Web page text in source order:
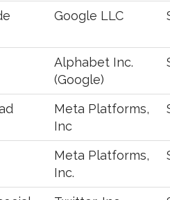
Google LLC
Alphabet Inc.
(Google)
Meta Platforms,
Inc
Meta Platforms,
Inc.